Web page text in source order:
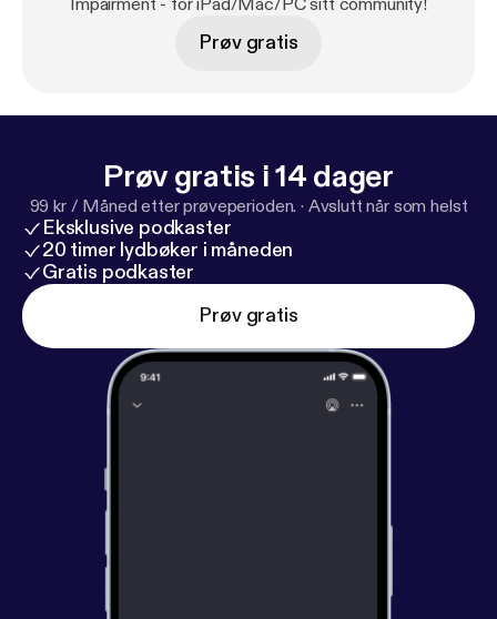
Impairment - for iPad/Mac/PC sitt community!
Prøv gratis
Prøv gratis i 14 dager
99 kr / Måned etter prøveperioden. · Avslutt når som helst
Eksklusive podkaster
20 timer lydbøker i måneden
Gratis podkaster
Prøv gratis